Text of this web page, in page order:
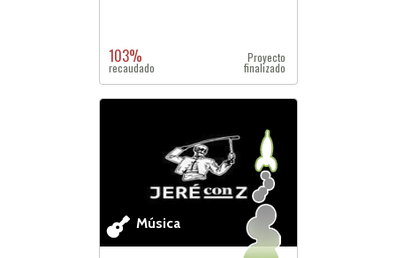
103%
recaudado
Proyecto
finalizado
Música